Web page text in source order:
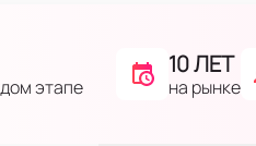
этапе
10 ЛЕТ
на рынке